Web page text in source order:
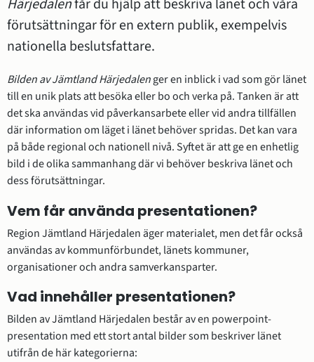
Härjedalen får du hjälp att beskriva länet och våra
förutsättningar för en extern publik, exempelvis
nationella beslutsfattare.
Bilden av Jämtland Härjedalen ger en inblick i vad som gör länet
till en unik plats att besöka eller bo och verka på. Tanken är att
det ska användas vid påverkansarbete eller vid andra tillfällen
där information om läget i länet behöver spridas. Det kan vara
på både regional och nationell nivå. Syftet är att ge en enhetlig
bild i de olika sammanhang där vi behöver beskriva länet och
dess förutsättningar.
Vem får använda presentationen?
Region Jämtland Härjedalen äger materialet, men det får också
användas av kommunförbundet, länets kommuner,
organisationer och andra samverkansparter.
Vad innehåller presentationen?
Bilden av Jämtland Härjedalen består av en powerpoint-
presentation med ett stort antal bilder som beskriver länet
utifrån de här kategorierna: